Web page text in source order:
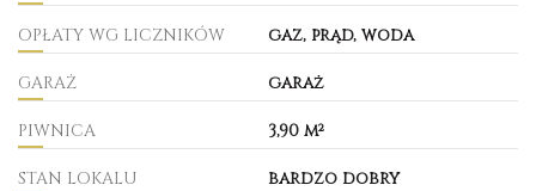
OPŁATY WG LICZNIKÓW gaz, prąd, woda
GARAŻ garaż
PIWNICA 3,90 m²
STAN LOKALU bardzo dobry